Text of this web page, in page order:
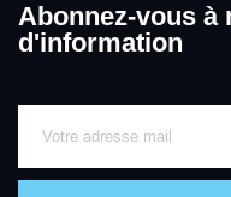
Abonnez-vous à
d'information